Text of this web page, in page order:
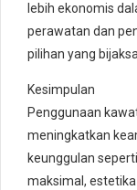
lebih ekonomis
perawatan dan
pilihan yang
Kesimpulan
Penggunaan
meningkatkan
keunggulan
maksimal,